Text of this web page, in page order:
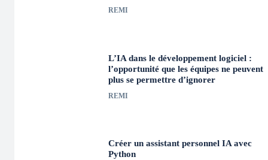
REMI
L’IA dans le développement logiciel :
l’opportunité que les équipes ne peuvent
plus se permettre d’ignorer
REMI
Créer un assistant personnel IA avec
Python